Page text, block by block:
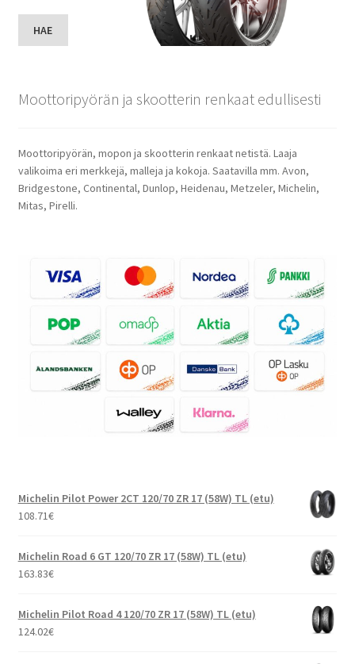
HAE
Moottoripyörän ja skootterin renkaat edullisesti
Moottoripyörän, mopon ja skootterin renkaat netistä. Laaja
valikoima eri merkkejä, malleja ja kokoja. Saatavilla mm. Avon,
Bridgestone, Continental, Dunlop, Heidenau, Metzeler, Michelin,
Mitas, Pirelli.
Michelin Pilot Power 2CT 120/70 ZR 17 (58W) TL (etu)
108.71€
Michelin Road 6 GT 120/70 ZR 17 (58W) TL (etu)
163.83€
Michelin Pilot Road 4 120/70 ZR 17 (58W) TL (etu)
124.02€